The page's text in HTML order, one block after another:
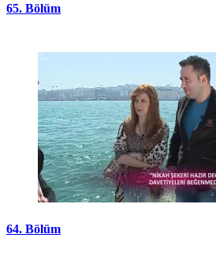
65. Bölüm
64. Bölüm